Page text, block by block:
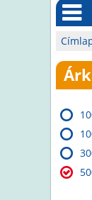
hely
M
en
ü